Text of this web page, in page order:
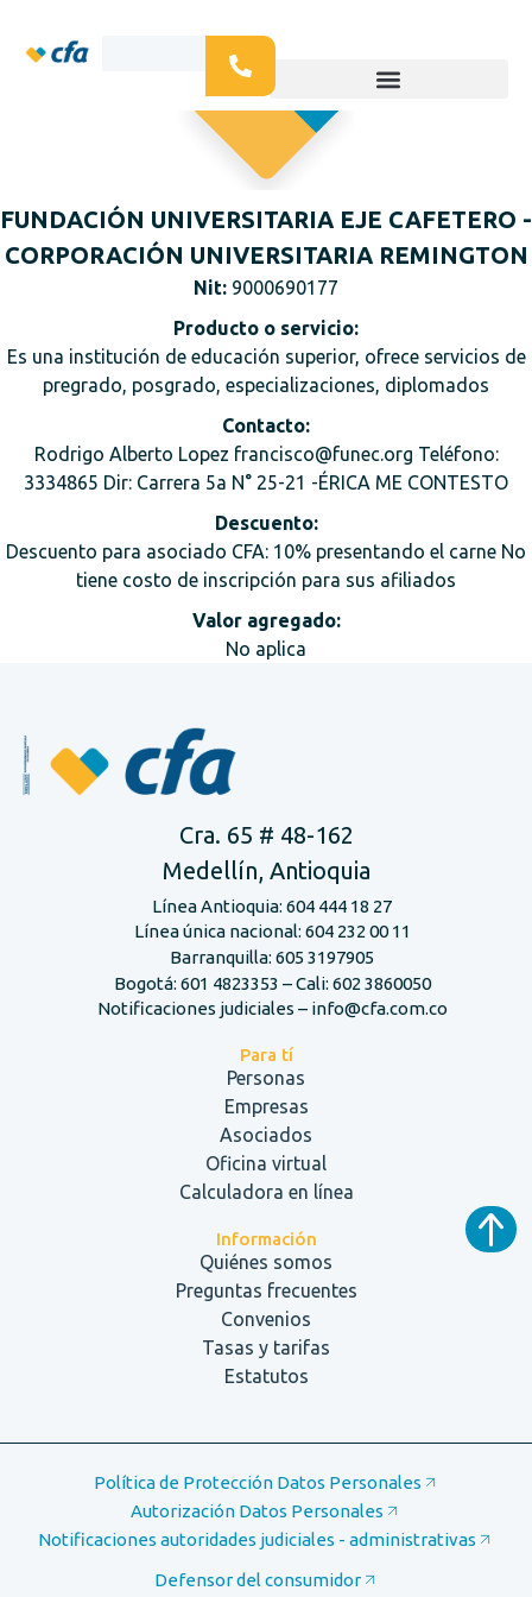
FUNDACIÓN UNIVERSITARIA EJE CAFETERO -
CORPORACIÓN UNIVERSITARIA REMINGTON
Nit: 9000690177
Producto o servicio:
Es una institución de educación superior, ofrece servicios de
pregrado, posgrado, especializaciones, diplomados
Contacto:
Rodrigo Alberto Lopez francisco@funec.org Teléfono:
3334865 Dir: Carrera 5a N° 25-21 -ÉRICA ME CONTESTO
Descuento:
Descuento para asociado CFA: 10% presentando el carne No
tiene costo de inscripción para sus afiliados
Valor agregado:
No aplica
Cra. 65 # 48-162
Medellín, Antioquia
Línea Antioquia: 604 444 18 27
Línea única nacional: 604 232 00 11
Barranquilla: 605 3197905
Bogotá: 601 4823353 – Cali: 602 3860050
Notificaciones judiciales – info@cfa.com.co
Para tí
Personas
Empresas
Asociados
Oficina virtual
Calculadora en línea
Información
Quiénes somos
Preguntas frecuentes
Convenios
Tasas y tarifas
Estatutos
Política de Protección Datos Personales
Autorización Datos Personales
Notificaciones autoridades judiciales - administrativas
Defensor del consumidor